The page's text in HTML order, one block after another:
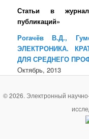
Статьи в
публикаций»
Рогачёв В.Д.,
ЭЛЕКТРОНИКА.
ДЛЯ СРЕДНЕГО
Октябрь, 2013
© 2026. Электронный